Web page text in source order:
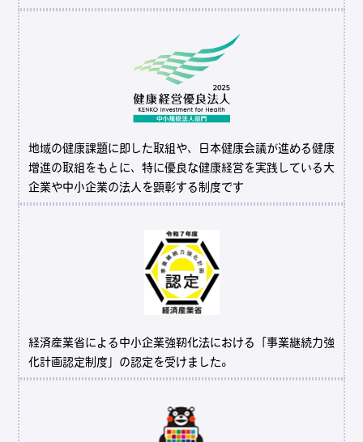
地域の健康課題に即した取組や、日本健康会議が進める健康
増進の取組をもとに、特に優良な健康経営を実践している大
企業や中小企業の法人を顕彰する制度です
経済産業省による中小企業強靭化法における「事業継続力強
化計画認定制度」の認定を受けました。